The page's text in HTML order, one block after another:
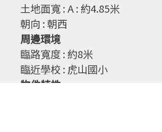
土地面寬 : A : 約4.85米
朝向 : 朝西
周邊環境
臨路寬度 : 約8米
臨近學校 : 虎山國小
物件特性